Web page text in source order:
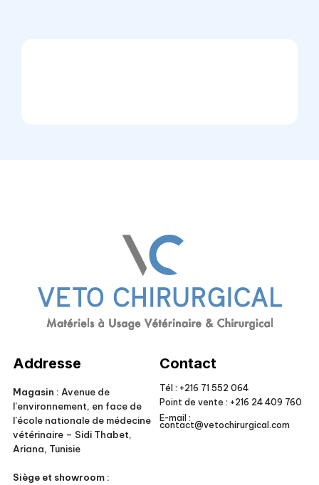
Addresse
Magasin : Avenue de
l’environnement, en face de
l’école nationale de médecine
vétérinaire – Sidi Thabet,
Ariana, Tunisie
Siège et showroom :
Contact
Tél : +216 71 552 064
Point de vente : +216 24 409 760
E-mail :
contact@vetochirurgical.com